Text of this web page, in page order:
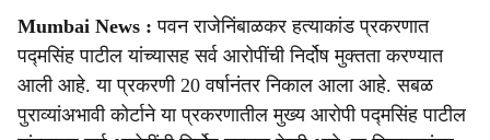
a
r
Mumbai News : पवन राजेनिंबाळकर हत्याकांड प्रकरणात
पद्मसिंह पाटील यांच्यासह सर्व आरोपींची निर्दोष मुक्तता करण्यात
आली आहे. या प्रकरणी 20 वर्षानंतर निकाल आला आहे. सबळ
पुराव्यांअभावी कोर्टाने या प्रकरणातील मुख्य आरोपी पद्मसिंह पाटील